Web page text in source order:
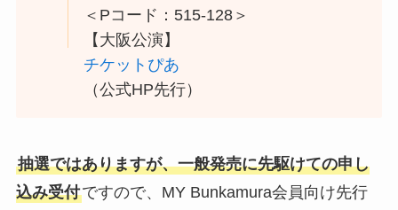
＜Pコード：515-128＞
【大阪公演】
チケットぴあ
（公式HP先行）
抽選ではありますが、一般発売に先駆けての申し
込み受付ですので、MY Bunkamura会員向け先行